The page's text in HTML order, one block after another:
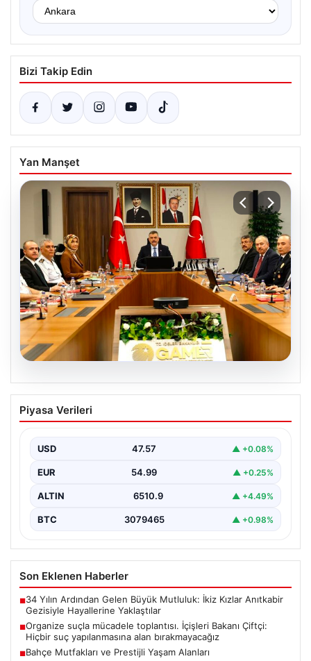
Bizi Takip Edin
Yan Manşet
05.08.2026
Organize suçla mücadele toplantısı.
İçişleri Bakanı Çiftçi: Hiçbir suç
Piyasa Verileri
USD 47.57 ▲ +0.08%
EUR 54.99 ▲ +0.25%
ALTIN 6510.9 ▲ +4.49%
BTC 3079465 ▲ +0.98%
Son Eklenen Haberler
■34 Yılın Ardından Gelen Büyük Mutluluk: İkiz Kızlar Anıtkabir
Gezisiyle Hayallerine Yaklaştılar
■Organize suçla mücadele toplantısı. İçişleri Bakanı Çiftçi:
Hiçbir suç yapılanmasına alan bırakmayacağız
■Bahçe Mutfakları ve Prestijli Yaşam Alanları